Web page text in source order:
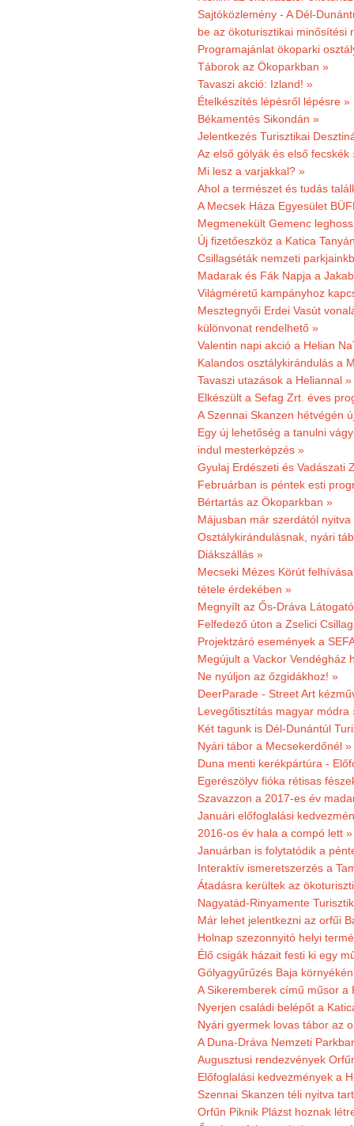
Sajtóközlemény - A Dél-
be az ökoturisztikai minősítési
Programajánlat ökoparki
Táborok az Ökoparkban »
Tavaszi akció: Izland! »
Ételkészítés lépésről lépésre »
Békamentés Sikondán »
Jelentkezés Turisztikai
Az első gólyák és első fecskék
Mi lesz a varjakkal? »
Ahol a természet és tudás
A Mecsek Háza Egyesület
Megmenekült Gemenc
Új fizetőeszköz a Katica
Csillagséták nemzeti
Madarak és Fák Napja a
Világméretű kampányhoz
Mesztegnyői Erdei Vasút
különvonat rendelhető »
Valentin napi akció a Helian
Kalandos osztálykirándulás a
Tavaszi utazások a Heliannal »
Elkészült a Sefag Zrt. éves
A Szennai Skanzen hétvégén
Egy új lehetőség a tanulni
indul mesterképzés »
Gyulaj Erdészeti és Vadászati
Februárban is péntek esti
Bértartás az Ökoparkban »
Májusban már szerdától
Osztálykirándulásnak, nyári
Diákszállás »
Mecseki Mézes Körút
tétele érdekében »
Megnyílt az Ős-Dráva
Felfedező úton a Zselici
Projektzáró események a
Megújult a Vackor Vendégház
Ne nyúljon az őzgidákhoz! »
DeerParade - Street Art
Levegőtisztítás magyar módra
Két tagunk is Dél-Dunántúl
Nyári tábor a Mecsekerdőnél »
Duna menti kerékpártúra -
Egerészölyv fióka rétisas
Szavazzon a 2017-es év
Januári előfoglalási
2016-os év hala a compó lett »
Januárban is folytatódik a
Interaktív ismeretszerzés a
Átadásra kerültek az
Nagyatád-Rinyamente
Már lehet jelentkezni az orfűi
Holnap szezonnyitó helyi
Élő csigák házait festi ki egy
Gólyagyűrűzés Baja
A Sikeremberek című műsor a
Nyerjen családi belépőt a
Nyári gyermek lovas tábor az
A Duna-Dráva Nemzeti
Augusztusi rendezvények
Előfoglalási kedvezmények a
Szennai Skanzen téli nyitva
Orfűn Piknik Plázst hoznak